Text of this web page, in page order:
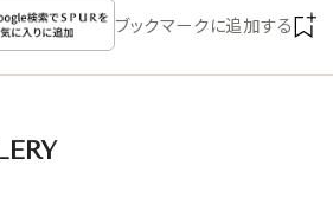
ブックマークに追加する